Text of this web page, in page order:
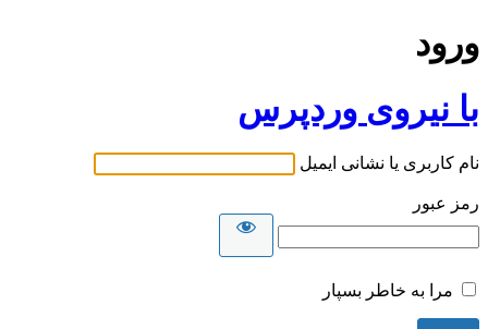
ورود
با نیروی وردپرس
نام کاربری یا نشانی ایمیل
رمز عبور
مرا به خاطر بسپار